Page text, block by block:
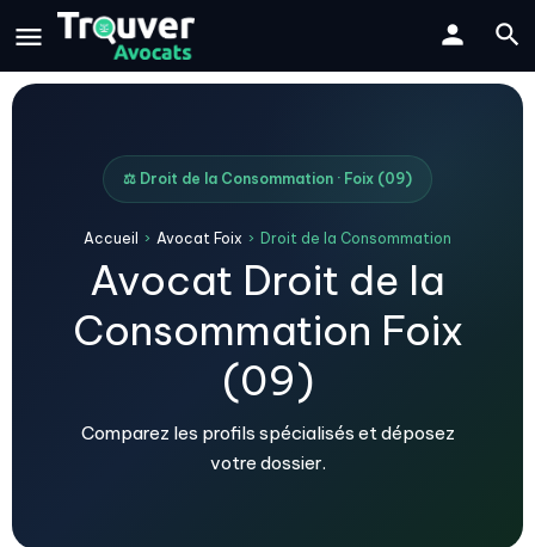
⚖️ Droit de la Consommation · Foix (09)
Accueil › Avocat Foix › Droit de la Consommation
Avocat Droit de la
Consommation Foix
(09)
Comparez les profils spécialisés et déposez
votre dossier.